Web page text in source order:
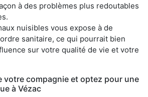
à des problèmes plus redoutables
nuisibles vous expose à de
sanitaire, ce qui pourrait bien
sur votre qualité de vie et votre
votre compagnie et optez pour une
à Vézac